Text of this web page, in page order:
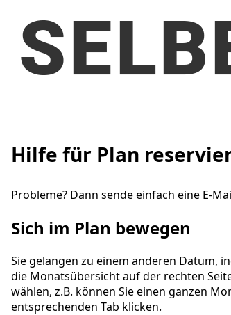
Hilfe für Plan
Probleme? Dann sende einfach eine E-
Sich im Plan bewegen
Sie gelangen zu einem anderen Datum,
die Monatsübersicht auf der rechten
wählen, z.B. können Sie einen ganzen
entsprechenden Tab klicken.